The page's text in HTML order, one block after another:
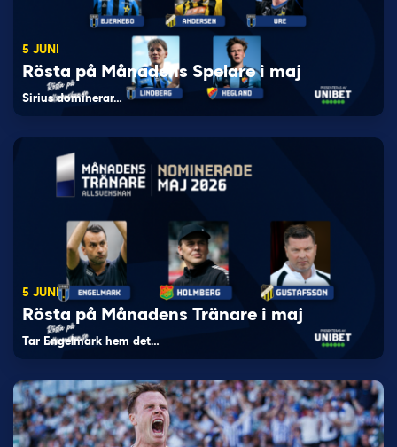
5 JUNI
Rösta på Månadens Spelare i maj
Sirius dominerar…
5 JUNI
Rösta på Månadens Tränare i maj
Tar Engelmark hem det…